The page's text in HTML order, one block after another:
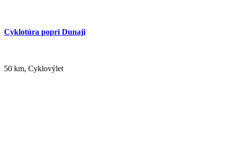
Cyklotúra popri Dunaji
50 km, Cyklovýlet